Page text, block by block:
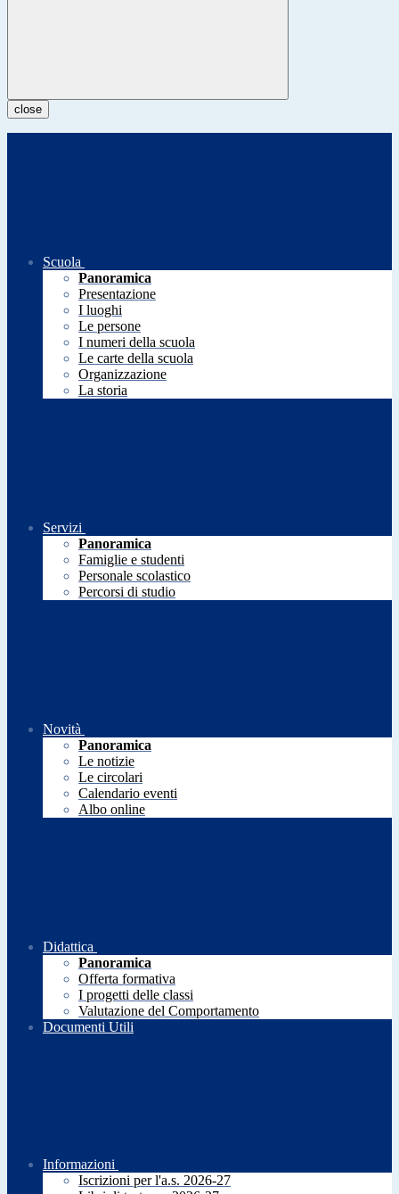
close
Scuola
Panoramica
Presentazione
I luoghi
Le persone
I numeri della scuola
Le carte della scuola
Organizzazione
La storia
Servizi
Panoramica
Famiglie e studenti
Personale scolastico
Percorsi di studio
Novità
Panoramica
Le notizie
Le circolari
Calendario eventi
Albo online
Didattica
Panoramica
Offerta formativa
I progetti delle classi
Valutazione del Comportamento
Documenti Utili
Informazioni
Iscrizioni per l'a.s. 2026-27